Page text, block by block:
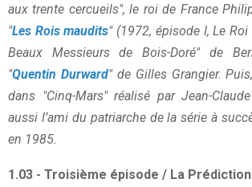
aux trente cercueils", le roi de France
"Les Rois maudits" (1972, épisode I, Le
Beaux Messieurs de Bois-Doré" de
"Quentin Durward" de Gilles Grangier.
dans "Cinq-Mars" réalisé par Jean-
aussi l’ami du patriarche de la série à
en 1985.
1.03 - Troisième épisode / La Prédiction